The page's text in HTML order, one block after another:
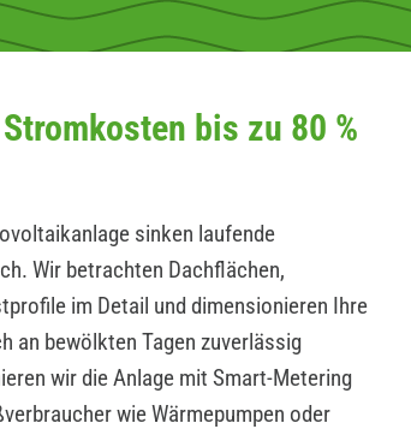
bis zu 80 %
sinken laufende
Wir betrachten Dachflächen,
im Detail und dimensionieren Ihre
an bewölkten Tagen zuverlässig
wir die Anlage mit Smart-Metering
wie Wärmepumpen oder